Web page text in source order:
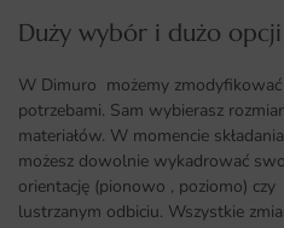
Duży wybór i dużo opcji
W Dimuro możemy
potrzebami. Sam wybierasz
materiałów. W momencie
możesz dowolnie wykadrować
orientację (pionowo , poziomo)
lustrzanym odbiciu. Wszystkie